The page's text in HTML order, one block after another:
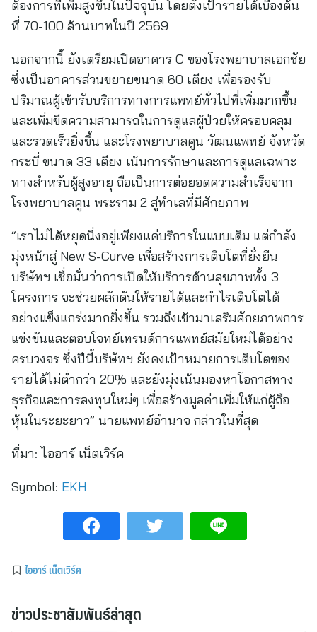
ต้องการที่เพิ่มสูงขึ้นในปัจจุบัน โดยตั้งเป้ารายได้เบื้องต้น
ที่ 70-100 ล้านบาทในปี 2569
นอกจากนี้ ยังเตรียมเปิดอาคาร C ของโรงพยาบาลเอกชัย
ซึ่งเป็นอาคารส่วนขยายขนาด 60 เตียง เพื่อรองรับ
ปริมาณผู้เข้ารับบริการทางการแพทย์ทั่วไปที่เพิ่มมากขึ้น
และเพิ่มขีดความสามารถในการดูแลผู้ป่วยให้ครอบคลุม
และรวดเร็วยิ่งขึ้น และโรงพยาบาลคูน วัฒนแพทย์ จังหวัด
กระบี่ ขนาด 33 เตียง เน้นการรักษาและการดูแลเฉพาะ
ทางสำหรับผู้สูงอายุ ถือเป็นการต่อยอดความสำเร็จจาก
โรงพยาบาลคูน พระราม 2 สู่ทำเลที่มีศักยภาพ
“เราไม่ได้หยุดนิ่งอยู่เพียงแค่บริการในแบบเดิม แต่กำลัง
มุ่งหน้าสู่ New S-Curve เพื่อสร้างการเติบโตที่ยั่งยืน
บริษัทฯ เชื่อมั่นว่าการเปิดให้บริการด้านสุขภาพทั้ง 3
โครงการ จะช่วยผลักดันให้รายได้และกำไรเติบโตได้
อย่างแข็งแกร่งมากยิ่งขึ้น รวมถึงเข้ามาเสริมศักยภาพการ
แข่งขันและตอบโจทย์เทรนด์การแพทย์สมัยใหม่ได้อย่าง
ครบวงจร ซึ่งปีนี้บริษัทฯ ยังคงเป้าหมายการเติบโตของ
รายได้ไม่ต่ำกว่า 20% และยังมุ่งเน้นมองหาโอกาสทาง
ธุรกิจและการลงทุนใหม่ๆ เพื่อสร้างมูลค่าเพิ่มให้แก่ผู้ถือ
หุ้นในระยะยาว” นายแพทย์อำนาจ กล่าวในที่สุด
ที่มา: ไออาร์ เน็ตเวิร์ค
Symbol: EKH
ไออาร์ เน็ตเวิร์ค
ข่าวประชาสัมพันธ์ล่าสุด